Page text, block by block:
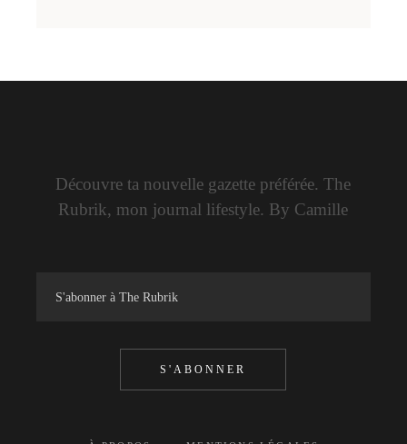
Découvre ta nouvelle gazette préférée. The
Rubrik, mon journal lifestyle. By Camille
S'ABONNER